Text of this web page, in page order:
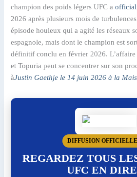
champion des poids légers UFC a
2026 après plusieurs mois de
épisode houleux qui a agité les réseaux
espagnole, mais dont le champion est
définitif conclu en février 2026. L’affaire
et Topuria peut se concentrer sur son
àJustin Gaethje le 14 juin 2026 à la
DIFFUSION
REGARDEZ TOUS
UFC EN